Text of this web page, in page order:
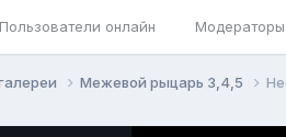
Пользователи онлайн Модераторы
Межевой рыцарь 3,4,5